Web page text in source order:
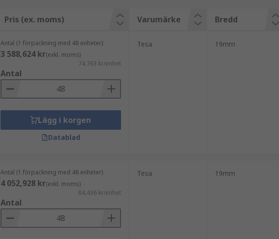
Pris (ex. moms) Varumärke Bredd
Antal (1 förpackning med 48 enheter)
3 588,624 kr(exkl. moms)
74,763 kr/enhet
Antal
Lägg i korgen
Datablad
Tesa 19mm
Antal (1 förpackning med 48 enheter)
4 052,928 kr(exkl. moms)
84,436 kr/enhet
Antal
Tesa 19mm